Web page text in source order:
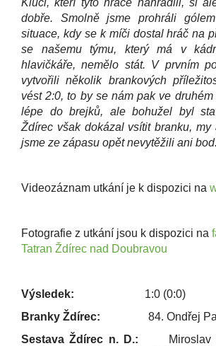
Kluci, kteří tyto hráče nahradili, si
dobře. Smolně jsme prohráli
situace, kdy se k míči dostal hráč na
se našemu týmu, který má v
hlavičkáře, nemělo stát. V prvním
vytvořili několik brankových
vést 2:0, to by se nám pak ve
lépe do brejků, ale bohužel byl
Ždírec však dokázal vsítit branku,
jsme ze zápasu opět nevytěžili ani
Videozáznam utkání je k dispozici na
Fotografie z utkání jsou k dispozici na
Tatran Ždírec nad Doubravou
Výsledek: 1:0 (0:0)
Branky Ždírec: 84. Ondřej
Sestava Ždírec n. D.: Miroslav